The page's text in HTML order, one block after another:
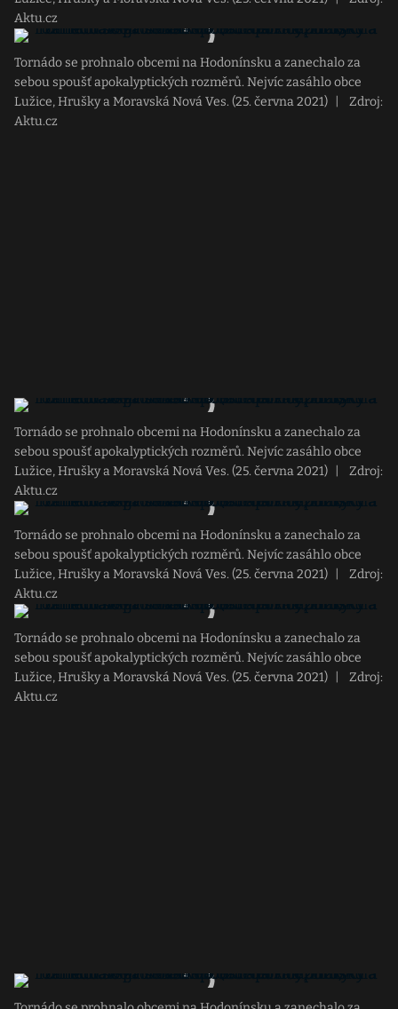
Aktu.cz
Tornádo se prohnalo obcemi na Hodonínsku a zanechalo za
sebou spoušť apokalyptických rozměrů. Nejvíc zasáhlo obce
Lužice, Hrušky a Moravská Nová Ves. (25. června 2021)
Zdroj:
Aktu.cz
Tornádo se prohnalo obcemi na Hodonínsku a zanechalo za
sebou spoušť apokalyptických rozměrů. Nejvíc zasáhlo obce
Lužice, Hrušky a Moravská Nová Ves. (25. června 2021)
Zdroj:
Aktu.cz
Tornádo se prohnalo obcemi na Hodonínsku a zanechalo za
sebou spoušť apokalyptických rozměrů. Nejvíc zasáhlo obce
Lužice, Hrušky a Moravská Nová Ves. (25. června 2021)
Zdroj:
Aktu.cz
Tornádo se prohnalo obcemi na Hodonínsku a zanechalo za
sebou spoušť apokalyptických rozměrů. Nejvíc zasáhlo obce
Lužice, Hrušky a Moravská Nová Ves. (25. června 2021)
Zdroj:
Aktu.cz